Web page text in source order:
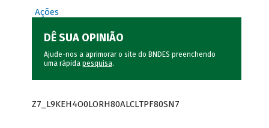
Ações
DÊ SUA OPINIÃO
Ajude-nos a aprimorar o site do BNDES preenchendo
uma rápida pesquisa.
Z7_L9KEH4O0LORH80ALCLTPF80SN7